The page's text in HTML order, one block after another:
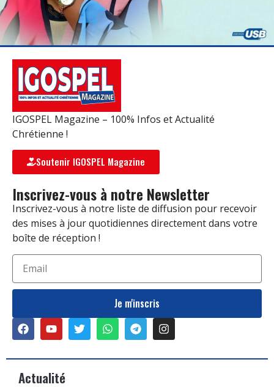
IGOSPEL Magazine – 100% Infos et Actualité
Chrétienne !
Soutenir IGOSPEL Magazine
Inscrivez-vous à notre Newsletter
Inscrivez-vous à notre liste de diffusion pour recevoir
des mises à jour quotidiennes directement dans votre
boîte de réception !
Je m'inscris
Actualité